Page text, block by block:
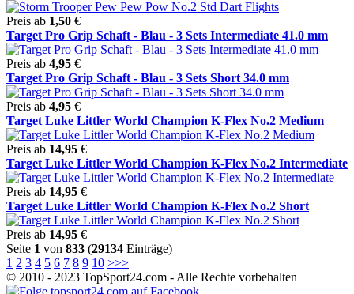
Preis ab 1,50 €
Target Pro Grip Schaft - Blau - 3 Sets Intermediate 41.0 mm
Preis ab 4,95 €
Target Pro Grip Schaft - Blau - 3 Sets Short 34.0 mm
Preis ab 4,95 €
Target Luke Littler World Champion K-Flex No.2 Medium
Preis ab 14,95 €
Target Luke Littler World Champion K-Flex No.2 Intermediate
Preis ab 14,95 €
Target Luke Littler World Champion K-Flex No.2 Short
Preis ab 14,95 €
Seite 1 von 833 (29134 Einträge)
1 2 3 4 5 6 7 8 9 10 >>>
© 2010 - 2023 TopSport24.com - Alle Rechte vorbehalten